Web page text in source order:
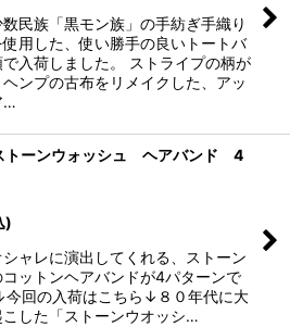
民族「黒モン族」の手紡ぎ手織り
用した、使い勝手の良いトートバ
で入荷しました。 ストライプの柄が
ンプの古布をリメイクした、アッ
…
トーンウォッシュ ヘアバンド 4
)
シャレに演出してくれる、ストーン
ットンヘアバンドが4パターンで
今回の入荷はこちら↓８０年代に大
した「ストーンウオッシ…